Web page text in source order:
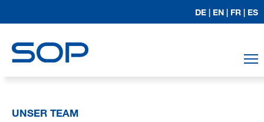
DE | EN | FR | ES
UNSER TEAM